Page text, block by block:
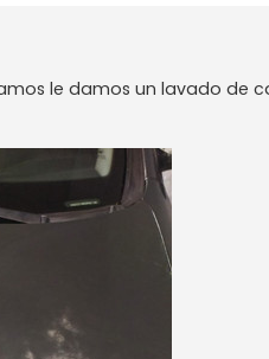
le damos un lavado de